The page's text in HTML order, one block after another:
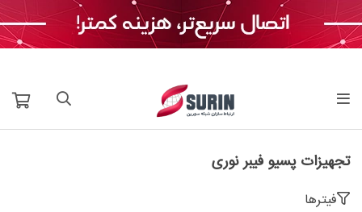
تجهیزات پسیو فیبر نوری
فیترها